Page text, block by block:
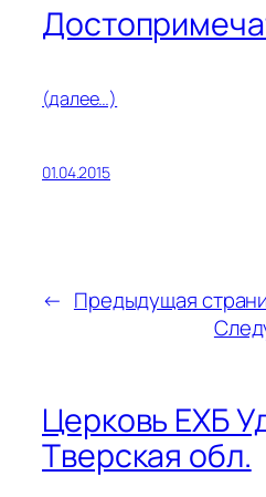
(далее…)
01.04.2015
← Предыдущая
Церковь ЕХБ
Тверская обл.